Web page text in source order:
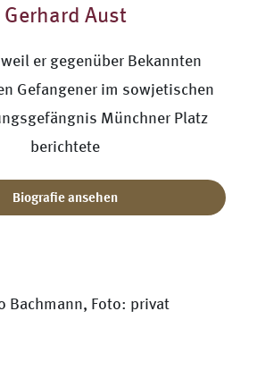
Gerhard Aust
er gegenüber Bekannten
Gefangener im sowjetischen
Münchner Platz
berichtete
Biografie ansehen